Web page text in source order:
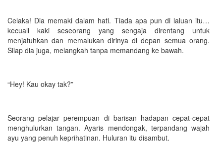
Celaka! Dia memaki dalam hati. Tiada apa pun di laluan itu…
kecuali kaki seseorang yang sengaja direntang untuk
menjatuhkan dan memalukan dirinya di depan semua orang.
Silap dia juga, melangkah tanpa memandang ke bawah.
“Hey! Kau okay tak?”
Seorang pelajar perempuan di barisan hadapan cepat-cepat
menghulurkan tangan. Ayaris mendongak, terpandang wajah
ayu yang penuh keprihatinan. Huluran itu disambut.